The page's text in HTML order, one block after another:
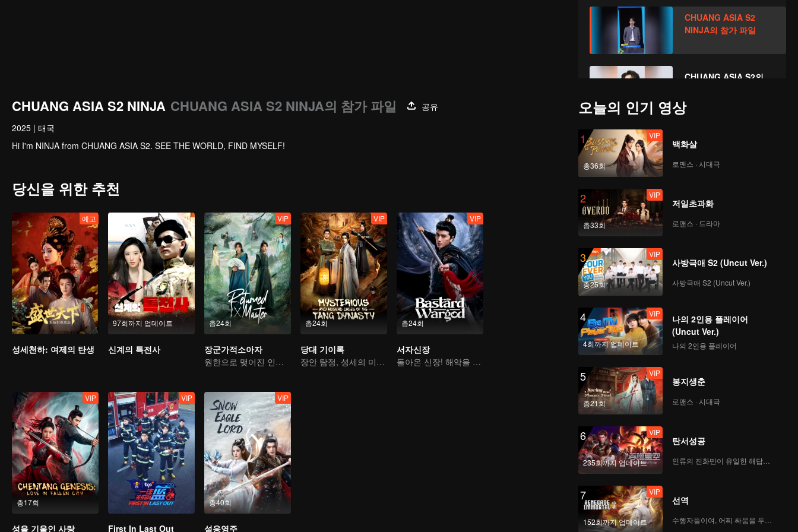
께 지켜보자～
CHUANG ASIA S2
NINJA의 참가 파일
CHUANG ASIA S2의
CHUANG ASIA S2 NINJA CHUANG ASIA S2 NINJA의 참가 파일
공유
2025 | 태국
Hi I'm NINJA from CHUANG ASIA S2. SEE THE WORLD, FIND MYSELF!
당신을 위한 추천
예고
성세천하: 여제의 탄생
97회까지 업데이트
신계의 특전사
총24회
VIP
장군가적소아자
원한으로 맺어진 인연, 우정이 족쇄가 되다
총24회
VIP
당대 기이록
장안 탐정, 성세의 미궁을 풀다
총24회
VIP
서자신장
돌아온 신장! 해악을 제거하고 참사랑을 얻다
총17회
VIP
성을 기울인 사랑
VIP
First In Last Out
총40회
VIP
설응영주
오늘의 인기 영상
1
총36회
VIP
백화살
로맨스 · 시대극
2
총33회
VIP
저일초과화
로맨스 · 드라마
3
총25회
VIP
사방극애 S2 (Uncut Ver.)
사방극애 S2 (Uncut Ver.)
4
4회까지 업데이트
VIP
나의 2인용 플레이어
(Uncut Ver.)
나의 2인용 플레이어
5
총21회
VIP
봉지생춘
로맨스 · 시대극
6
235회까지 업데이트
VIP
탄서성공
인류의 진화만이 유일한 해답이다
7
152회까지 업데이트
VIP
선역